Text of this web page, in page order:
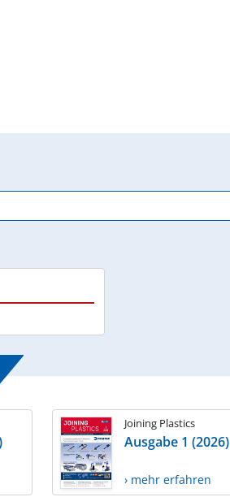
Joining Plastics
Ausgabe 1 (2026)
› mehr erfahren